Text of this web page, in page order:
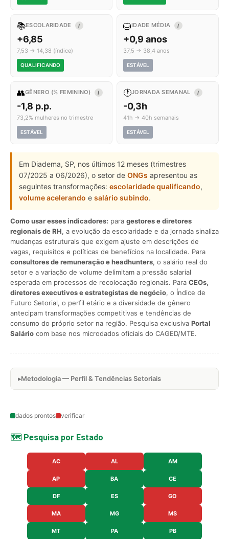
📚ESCOLARIDADE I
+6,85
7,53 → 14,38 (índice)
QUALIFICANDO
🎂IDADE MÉDIA I
+0,9 anos
37,5 → 38,4 anos
ESTÁVEL
👥GÊNERO (% FEMININO) I
-1,8 p.p.
73,2% mulheres no trimestre
ESTÁVEL
🕐JORNADA SEMANAL I
-0,3h
41h → 40h semanais
ESTÁVEL
Em Diadema, SP, nos últimos 12 meses (trimestres
07/2025 a 06/2026), o setor de ONGs apresentou as
seguintes transformações: escolaridade qualificando,
volume acelerando e salário subindo.
Como usar esses indicadores: para gestores e diretores
regionais de RH, a evolução da escolaridade e da jornada sinaliza
mudanças estruturais que exigem ajuste em descrições de
vagas, requisitos e políticas de benefícios na localidade. Para
consultores de remuneração e headhunters, o salário real do
setor e a variação de volume delimitam a pressão salarial
esperada em processos de recolocação regionais. Para CEOs,
diretores executivos e estrategistas de negócio, o Índice de
Futuro Setorial, o perfil etário e a diversidade de gênero
antecipam transformações competitivas e tendências de
consumo do próprio setor na região. Pesquisa exclusiva Portal
Salário com base nos microdados oficiais do CAGED/MTE.
Metodologia — Perfil & Tendências Setoriais
dados prontos verificar
🗺️ Pesquisa por Estado
AC AL AM
AP BA CE
DF ES GO
MA MG MS
MT PA PB